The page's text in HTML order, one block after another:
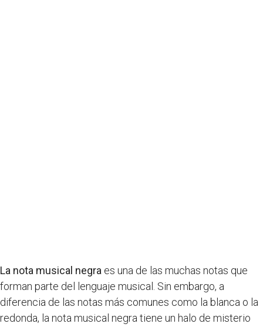
La nota musical negra es una de las muchas notas que
forman parte del lenguaje musical. Sin embargo, a
diferencia de las notas más comunes como la blanca o la
redonda, la nota musical negra tiene un halo de misterio